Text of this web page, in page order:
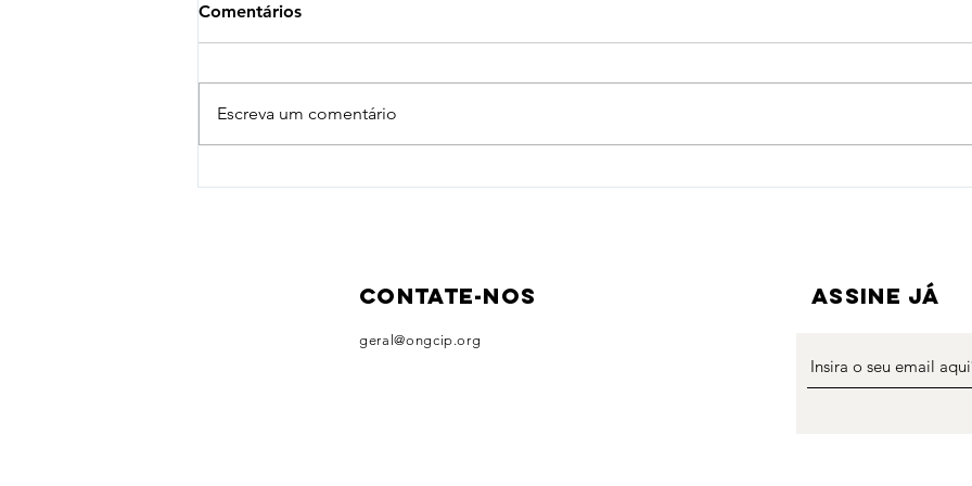
Comentários
Escreva um comentário
Contate-nos
geral@ongcip.org
ASSINE JÁ